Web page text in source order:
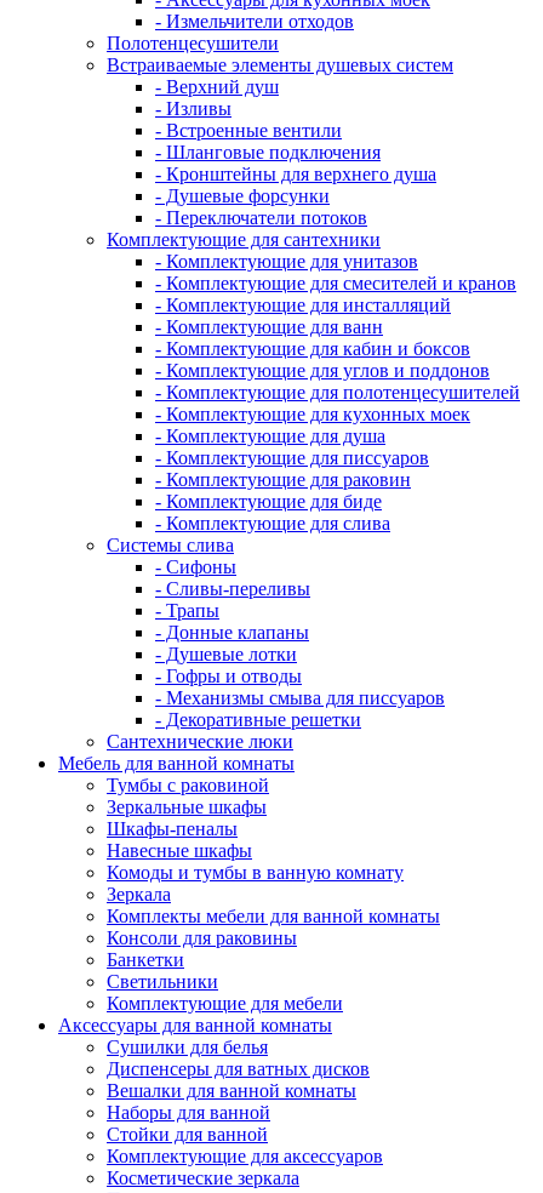
- Измельчители отходов
Полотенцесушители
Встраиваемые элементы душевых систем
- Верхний душ
- Изливы
- Встроенные вентили
- Шланговые подключения
- Кронштейны для верхнего душа
- Душевые форсунки
- Переключатели потоков
Комплектующие для сантехники
- Комплектующие для унитазов
- Комплектующие для смесителей и кранов
- Комплектующие для инсталляций
- Комплектующие для ванн
- Комплектующие для кабин и боксов
- Комплектующие для углов и поддонов
- Комплектующие для полотенцесушителей
- Комплектующие для кухонных моек
- Комплектующие для душа
- Комплектующие для писсуаров
- Комплектующие для раковин
- Комплектующие для биде
- Комплектующие для слива
Системы слива
- Сифоны
- Сливы-переливы
- Трапы
- Донные клапаны
- Душевые лотки
- Гофры и отводы
- Механизмы смыва для писсуаров
- Декоративные решетки
Сантехнические люки
Мебель для ванной комнаты
Тумбы с раковиной
Зеркальные шкафы
Шкафы-пеналы
Навесные шкафы
Комоды и тумбы в ванную комнату
Зеркала
Комплекты мебели для ванной комнаты
Консоли для раковины
Банкетки
Светильники
Комплектующие для мебели
Аксессуары для ванной комнаты
Сушилки для белья
Диспенсеры для ватных дисков
Вешалки для ванной комнаты
Наборы для ванной
Стойки для ванной
Комплектующие для аксессуаров
Косметические зеркала